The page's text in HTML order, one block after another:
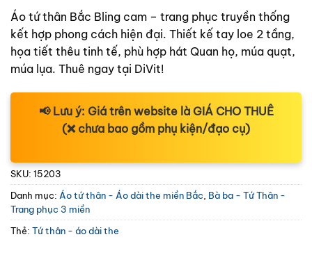
Áo tứ thân Bắc Bling cam – trang phục truyền thống
kết hợp phong cách hiện đại. Thiết kế tay loe 2 tầng,
họa tiết thêu tinh tế, phù hợp hát Quan họ, múa quạt,
múa lụa. Thuê ngay tại DiVit!
📢 Lưu ý: Giá trên website là GIÁ CHO THUÊ
(❌ chưa bao gồm phụ kiện/đạo cụ)
SKU: 15203
Danh mục: Áo tứ thân - Áo dài the miền Bắc Bà ba - Tứ Thân -
Trang phục 3 miền
Thẻ: Tứ thân - áo dài the